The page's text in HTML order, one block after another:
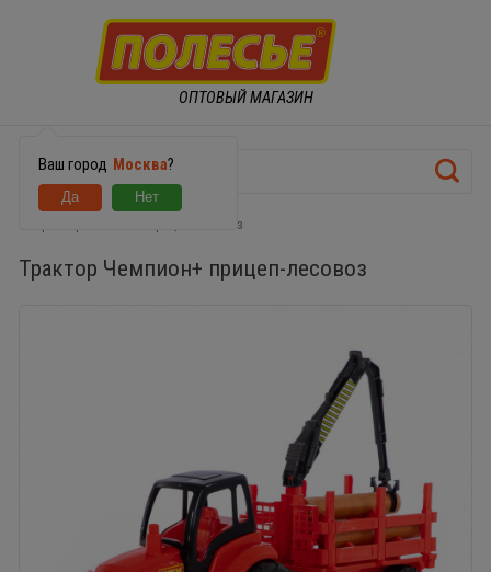
ОПТОВЫЙ МАГАЗИН
Ваш город Москва?
Трактор Чемпион+ прицеп-лесовоз
Трактор Чемпион+ прицеп-лесовоз